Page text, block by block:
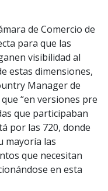
de Comercio de
para que las
visibilidad al
estas dimensiones,
Manager de
“en versiones pre
que participaban
por las 720, donde
mayoría las
que necesitan
en esta